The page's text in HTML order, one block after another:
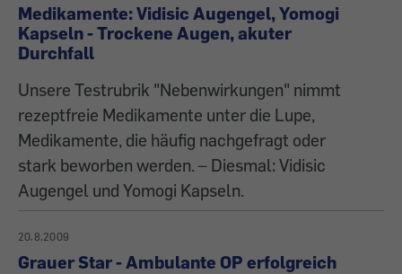
Medikamente: Vidisic Augengel, Yomogi
Kapseln - Trockene Augen, akuter
Durchfall
Unsere Testrubrik "Nebenwirkungen" nimmt
rezeptfreie Medikamente unter die Lupe,
Medikamente, die häufig nachgefragt oder
stark beworben werden. – Diesmal: Vidisic
Augengel und Yomogi Kapseln.
20.8.2009
Grauer Star - Ambulante OP erfolgreich